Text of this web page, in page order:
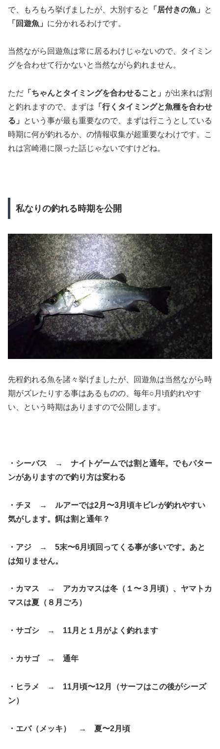
で、もろもろ挙げましたが、大別すると 「居付きの魚」
と
「回遊魚」 に分かれるわけです。
当然ながら回遊魚は常に居るわけじゃないので、タイミン
グを合わせて行かないと当然ながら釣れません。
ただ 「ちゃんとタイミングを合わせること」 が出来れば割
と釣れますので、まずは 「行くタイミングと魚種を合わせ
る」
という事が最も重要なので、まずは行こうとしている
時期に何が釣れるか、の情報収集が超重要なわけです。こ
れは宮崎港に限った話じゃないですけどね。
私なりの釣れる時期を公開
先程釣れる魚を諸々挙げましたが、回遊魚は当然ながら時
期がズレたりする事はあるものの、毎年○月頃釣れやす
い、という時期はありますので公開します。
・シーバス → ナイトゲームでは割と通年。でもパター
ンがありますので釣り方は変わる
・チヌ → ルアーでは2月〜3月頃キビレが釣れやすい
気がします。餌は割と通年？
・アジ → 5末〜6月頃回ってくる事が多いです。あと
は知りません。
・カマス → アカカマスは冬（１〜３月頃）、ヤマトカ
マスは夏（８月ごろ）
・サゴシ → 11月と１月がよく釣れます
・カサゴ → 通年
・ヒラメ → 11月頃〜12月（サーフはこの後がシーズ
ン）
・エバ（メッキ） → 夏〜2月頃